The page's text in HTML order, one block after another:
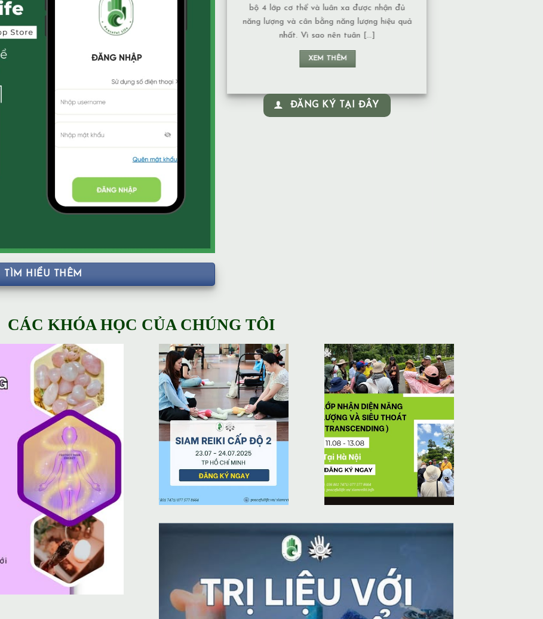
TÌM HIỂU THÊM
bộ 4 lớp cơ thể và luân xa được nhận đủ
năng lượng và cân bằng năng lượng hiệu quả
nhất. Vì sao nên tuân [...]
XEM THÊM
Nước chảy hay nước đọng – Nếu là nước
chảy, năng lượng thường chuyển động liên
tục nên không tạo ra ứ đọng. – Nếu là nước
đọng, lâu [...]
ĐĂNG KÝ TẠI ĐÂY
CÁC KHÓA HỌC CỦA CHÚNG TÔI